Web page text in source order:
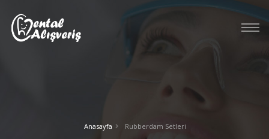
Anasayfa Rubberdam Setleri